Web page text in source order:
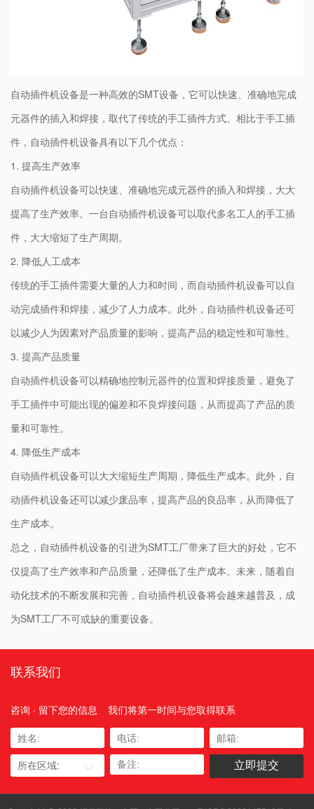
自动插件机设备是一种高效的SMT设备，它可以快速、准确地完成
元器件的插入和焊接，取代了传统的手工插件方式。相比于手工插
件，自动插件机设备具有以下几个优点：
1. 提高生产效率
自动插件机设备可以快速、准确地完成元器件的插入和焊接，大大
提高了生产效率。一台自动插件机设备可以取代多名工人的手工插
件，大大缩短了生产周期。
2. 降低人工成本
传统的手工插件需要大量的人力和时间，而自动插件机设备可以自
动完成插件和焊接，减少了人力成本。此外，自动插件机设备还可
以减少人为因素对产品质量的影响，提高产品的稳定性和可靠性。
3. 提高产品质量
自动插件机设备可以精确地控制元器件的位置和焊接质量，避免了
手工插件中可能出现的偏差和不良焊接问题，从而提高了产品的质
量和可靠性。
4. 降低生产成本
自动插件机设备可以大大缩短生产周期，降低生产成本。此外，自
动插件机设备还可以减少废品率，提高产品的良品率，从而降低了
生产成本。
总之，自动插件机设备的引进为SMT工厂带来了巨大的好处，它不
仅提高了生产效率和产品质量，还降低了生产成本。未来，随着自
动化技术的不断发展和完善，自动插件机设备将会越来越普及，成
为SMT工厂不可或缺的重要设备。
联系我们
咨询 · 留下您的信息 我们将第一时间与您取得联系
所在区域: